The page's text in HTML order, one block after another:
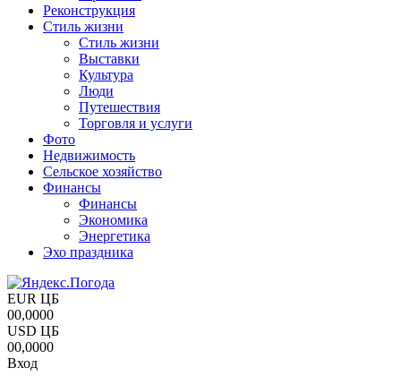
Реконструкция
Стиль жизни
Стиль жизни
Выставки
Культура
Люди
Путешествия
Торговля и услуги
Фото
Недвижимость
Сельское хозяйство
Финансы
Финансы
Экономика
Энергетика
Эхо праздника
EUR ЦБ
00,0000
USD ЦБ
00,0000
Вход